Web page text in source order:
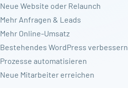
Neue Website oder Relaunch
Mehr Anfragen & Leads
Mehr Online-Umsatz
Bestehendes WordPress verbessern
Prozesse automatisieren
Neue Mitarbeiter erreichen